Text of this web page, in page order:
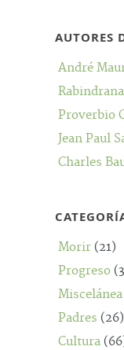
AUTORES
André
Proverbio
Jean Paul
Charles
Morir (21)
Progreso
Miscelánea
Padres (26)
Cultura